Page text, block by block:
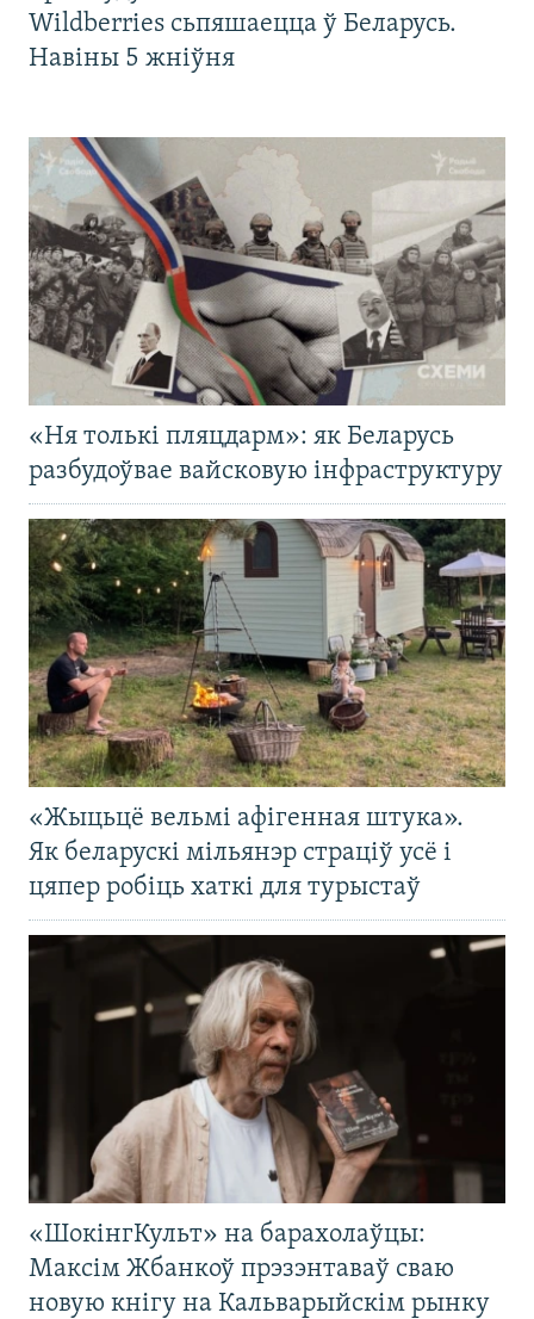
Wildberries сьпяшаецца ў Беларусь.
Навіны 5 жніўня
«Ня толькі пляцдарм»: як Беларусь
разбудоўвае вайсковую інфраструктуру
«Жыцьцё вельмі афігенная штука».
Як беларускі мільянэр страціў усё і
цяпер робіць хаткі для турыстаў
«ШокінгКульт» на барахолаўцы:
Максім Жбанкоў прэзэнтаваў сваю
новую кнігу на Кальварыйскім рынку